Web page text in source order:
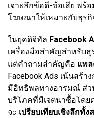
เจาะลึกข้อดี-ข้อเสีย พร้
โฆษณาให้เหมาะกับธุร
ในยุคดิจิทัล Facebook
เครื่องมือสำคัญสำหรับ
แต่คำถามสำคัญคือ แพ
Facebook Ads เน้นสร้
มีอิทธิพลทางอารมณ์ ส่ว
บริโภคที่มีเจตนาซื้อโดย
จะ เปรียบเทียบเชิงลึกทั้